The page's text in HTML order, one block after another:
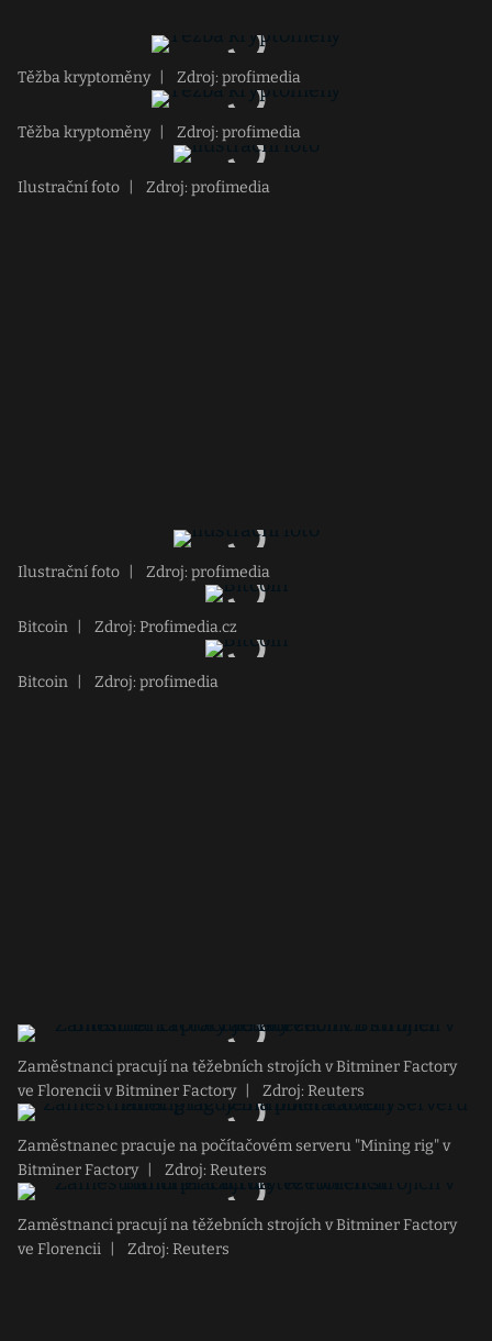
Těžba kryptoměny Zdroj: profimedia
Těžba kryptoměny Zdroj: profimedia
Ilustrační foto Zdroj: profimedia
Ilustrační foto Zdroj: profimedia
Bitcoin Zdroj: Profimedia.cz
Bitcoin Zdroj: profimedia
Zaměstnanci pracují na těžebních strojích v Bitminer Factory
ve Florencii v Bitminer Factory
Zdroj: Reuters
Zaměstnanec pracuje na počítačovém serveru "Mining rig" v
Bitminer Factory
Zdroj: Reuters
Zaměstnanci pracují na těžebních strojích v Bitminer Factory
ve Florencii
Zdroj: Reuters